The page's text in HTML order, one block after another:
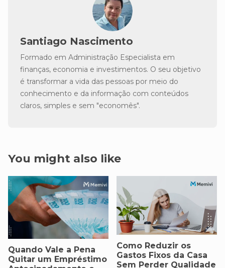
Santiago Nascimento
Formado em Administração Especialista em
finanças, economia e investimentos. O seu objetivo
é transformar a vida das pessoas por meio do
conhecimento e da informação com conteúdos
claros, simples e sem "economês".
You might also like
Quando Vale a Pena
Quitar um Empréstimo
Como Reduzir os
Gastos Fixos da Casa
Sem Perder Qualidade